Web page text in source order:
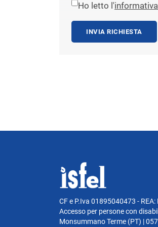
Ho letto l'
INVIA RICHIESTA
CF e P.Iva 01895040473 -
Accesso per persone con
Monsummano Terme (PT) |